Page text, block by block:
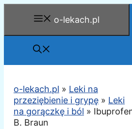
o-lekach.pl
o-lekach.pl » Leki na
przeziębienie i grypę » Leki
na gorączkę i ból »
B. Braun